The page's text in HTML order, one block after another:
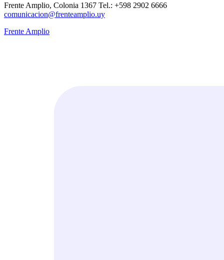
Frente Amplio, Colonia 1367 Tel.: +598 2902 6666
comunicacion@frenteamplio.uy
Frente Amplio